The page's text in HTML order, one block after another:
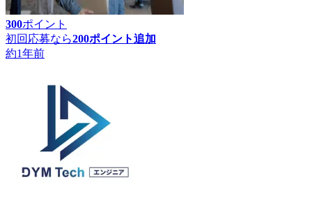
300ポイント
初回応募なら200ポイント追加
約1年前